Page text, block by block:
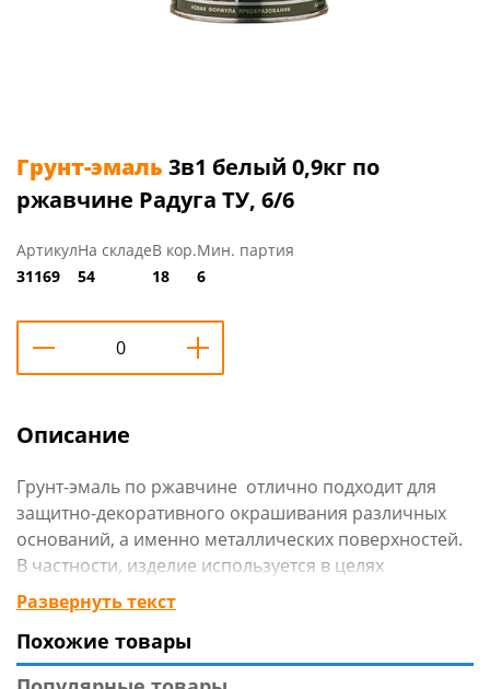
Грунт-эмаль 3в1 белый 0,9кг по
ржавчине Радуга ТУ, 6/6
Артикул
31169
На складе
54
В кор.
18
Мин. партия
6
Описание
Грунт-эмаль по ржавчине отлично подходит для
защитно-декоративного окрашивания различных
оснований, а именно металлических поверхностей.
В частности, изделие используется в целях
преобразования ржавчины, грунтования и окраски
чистых и прокорродировавших подложек.
Состав отличается высокой стойкостью и
Развернуть текст
Похожие товары